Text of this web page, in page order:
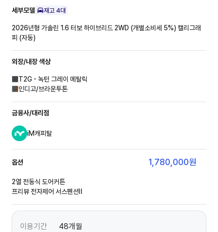
세부모델 재고 4대
2026년형 가솔린 1.6 터보 하이브리드 2WD (개별소비세 5%)캘리그래
피 (자동)
외장/내장색상
T2G - 녹턴 그레이 메탈릭
인디고/브라운투톤
금융사/대리점
iM캐피탈
옵션 1,780,000원
2열 전동식 도어커튼
프리뷰 전자제어 서스펜션Ⅱ
이용기간
48개월